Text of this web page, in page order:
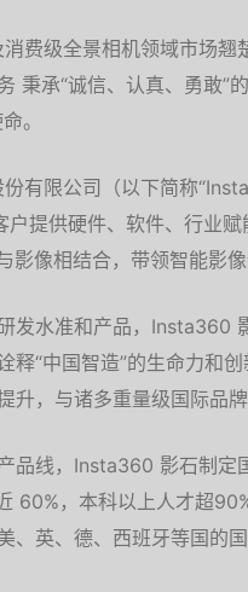
费级全景相机领域市场翘
秉承“诚信、认真、勇敢”
。
有限公司（以下简称
户提供硬件、软件、行业
影像相结合，带领智能影
发水准和产品，Insta360
释“中国智造”的生命力和
升，与诸多重量级国际品
品线，Insta360 影石制定
60%，本科以上人才超
、英、德、西班牙等国的